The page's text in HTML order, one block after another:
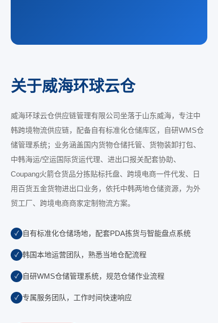
关于威海环球云仓
威海环球云仓供应链管理有限公司坐落于山东威海，专注中
韩跨境物流供应链，配备自有标准化仓储库区，自研WMS仓
储管理系统；业务涵盖国内货物仓储托管、货物装卸打包、
中韩海运/空运国际货运代理、进出口报关配套协助、
Coupang火箭仓货品分拣贴标托盘、跨境电商一件代发、日
用百货五金货物进出口业务，依托中韩两地仓储资源，为外
贸工厂、跨境电商商家定制物流方案。
自有标准化仓储场地，配套PDA拣货与智能盘点系统
韩国本地运营团队，熟悉当地仓配流程
自研WMS仓储管理系统，规范仓储作业流程
专属服务团队，工作时间快速响应